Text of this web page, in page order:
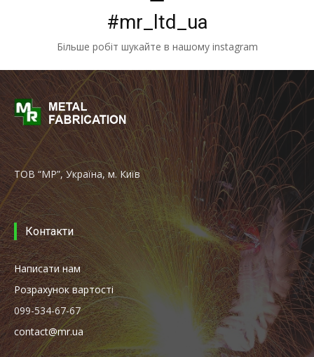
#mr_ltd_ua
Більше робіт шукайте в нашому instagram
ТОВ “МР”, Україна, м. Київ
Контакти
Написати нам
Розрахунок вартості
099-534-67-67
contact@mr.ua